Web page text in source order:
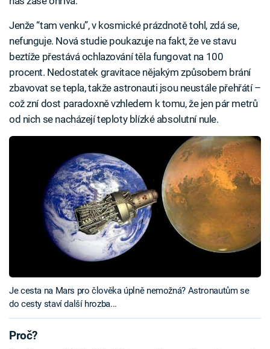
Jenže “tam venku”, v kosmické prázdnotě tohl, zdá se,
nefunguje. Nová studie poukazuje na fakt, že ve stavu
beztíže přestává ochlazování těla fungovat na 100
procent. Nedostatek gravitace nějakým způsobem brání
zbavovat se tepla, takže astronauti jsou neustále přehřátí –
což zní dost paradoxně vzhledem k tomu, že jen pár metrů
od nich se nacházejí teploty blízké absolutní nule.
Je cesta na Mars pro člověka úplně nemožná? Astronautům se
do cesty staví další hrozba...
Proč?